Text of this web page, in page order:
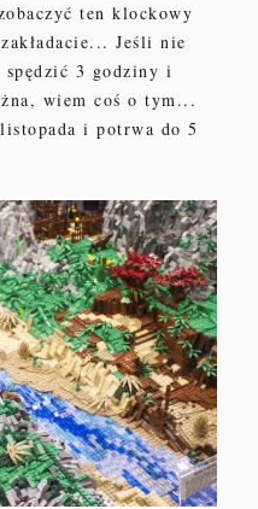
ten klockowy
Jeśli nie
spędzić 3 godziny i
wiem coś o tym...
i potrwa do 5